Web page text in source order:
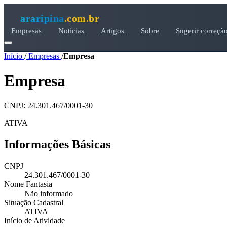
araripina.com.br
Empresas Notícias Artigos Sobre Sugerir
Início /Empresas /Empresa
Empresa
CNPJ: 24.301.467/0001-30
ATIVA
Informações Básicas
CNPJ
24.301.467/0001-30
Nome Fantasia
Não informado
Situação Cadastral
ATIVA
Início de Atividade